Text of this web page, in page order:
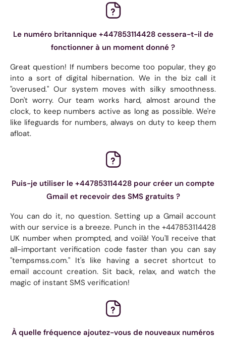
Le numéro britannique +447853114428 cessera-t-il de
fonctionner à un moment donné ?
Great question! If numbers become too popular, they go
into a sort of digital hibernation. We in the biz call it
"overused." Our system moves with silky smoothness.
Don't worry. Our team works hard, almost around the
clock, to keep numbers active as long as possible. We're
like lifeguards for numbers, always on duty to keep them
afloat.
Puis-je utiliser le +447853114428 pour créer un compte
Gmail et recevoir des SMS gratuits ?
You can do it, no question. Setting up a Gmail account
with our service is a breeze. Punch in the +447853114428
UK number when prompted, and voilà! You'll receive that
all-important verification code faster than you can say
"tempsmss.com." It's like having a secret shortcut to
email account creation. Sit back, relax, and watch the
magic of instant SMS verification!
À quelle fréquence ajoutez-vous de nouveaux numéros